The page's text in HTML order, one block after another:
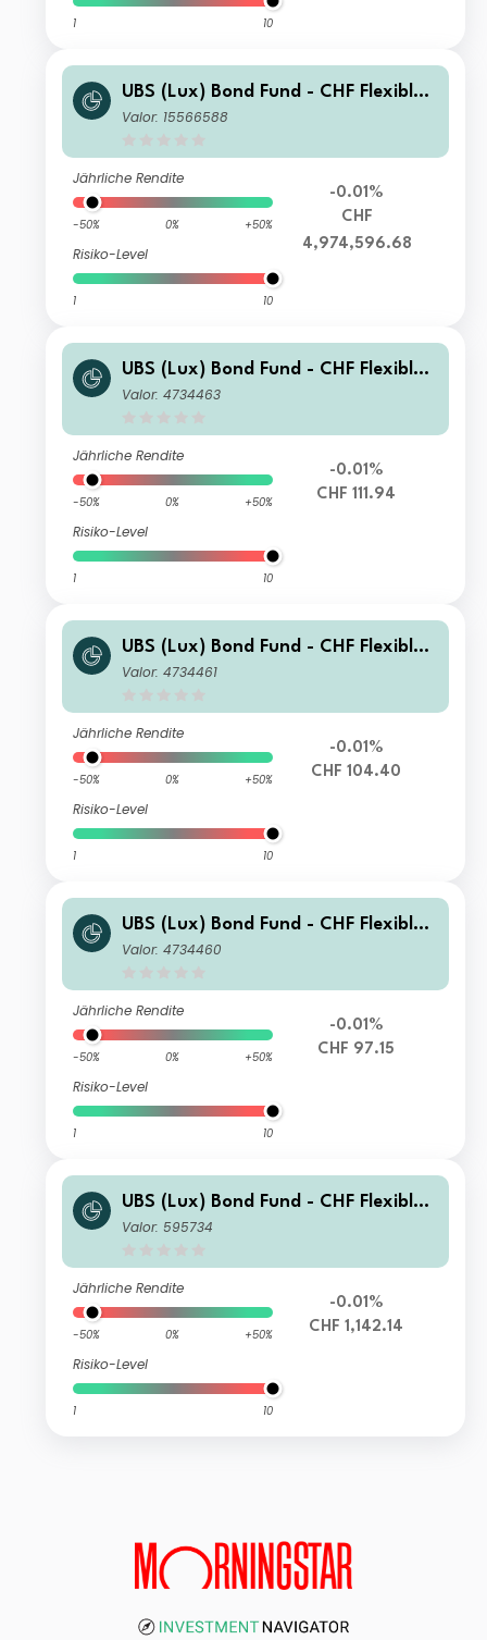
1 10
UBS (Lux) Bond Fund - CHF Flexible
K-1-acc
Valor: 15566588
Jährliche Rendite
-50% 0% +50%
Risiko-Level
1 10
-0.01%
CHF
4,974,596.68
UBS (Lux) Bond Fund - CHF Flexible I
-A1-acc
Valor: 4734463
Jährliche Rendite
-50% 0% +50%
Risiko-Level
1 10
-0.01%
CHF 111.94
UBS (Lux) Bond Fund - CHF Flexible
Q-acc
Valor: 4734461
Jährliche Rendite
-50% 0% +50%
Risiko-Level
1 10
-0.01%
CHF 104.40
UBS (Lux) Bond Fund - CHF Flexible
Q-dist
Valor: 4734460
Jährliche Rendite
-50% 0% +50%
Risiko-Level
1 10
-0.01%
CHF 97.15
UBS (Lux) Bond Fund - CHF Flexible
P-dist
Valor: 595734
Jährliche Rendite
-50% 0% +50%
Risiko-Level
1 10
-0.01%
CHF 1,142.14